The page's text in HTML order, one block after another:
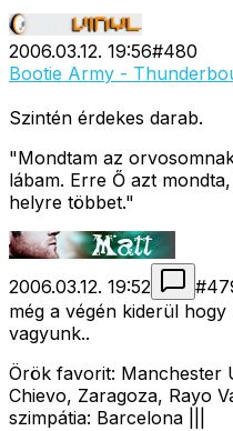
2006.03.12. 19:56#480
Bootie Army -
Szintén érdekes darab.
"Mondtam az
lábam. Erre Ő azt
helyre többet."
2006.03.12. 19:52 #
még a végén kiderül
vagyunk..
Örök favorit: Manchester
Chievo, Zaragoza, Rayo
szimpátia: Barcelona |||